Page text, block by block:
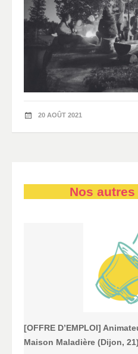
20 AOÛT 2021
Nos
[OFFRE D’EMPLOI]
Maison Maladière (Dijon, 21)